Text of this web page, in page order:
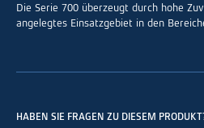
Die Serie 700 überzeugt durch hohe
angelegtes Einsatzgebiet in den
HABEN SIE FRAGEN ZU DIESEM